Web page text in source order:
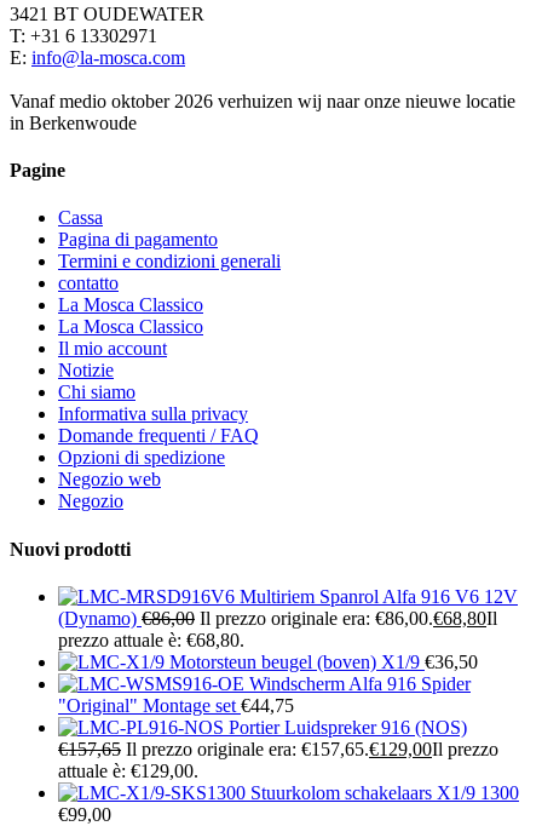
3421 BT OUDEWATER
T: +31 6 13302971
E: info@la-mosca.com
Vanaf medio oktober 2026 verhuizen wij naar onze nieuwe locatie
in Berkenwoude
Pagine
Cassa
Pagina di pagamento
Termini e condizioni generali
contatto
La Mosca Classico
La Mosca Classico
Il mio account
Notizie
Chi siamo
Informativa sulla privacy
Domande frequenti / FAQ
Opzioni di spedizione
Negozio web
Negozio
Nuovi prodotti
Multiriem Spanrol Alfa 916 V6 12V
(Dynamo) €86,00 Il prezzo originale era: €86,00.€68,80Il
prezzo attuale è: €68,80.
Motorsteun beugel (boven) X1/9 €36,50
Windscherm Alfa 916 Spider
"Original" Montage set €44,75
Portier Luidspreker 916 (NOS)
€157,65 Il prezzo originale era: €157,65.€129,00Il prezzo
attuale è: €129,00.
Stuurkolom schakelaars X1/9 1300
€99,00